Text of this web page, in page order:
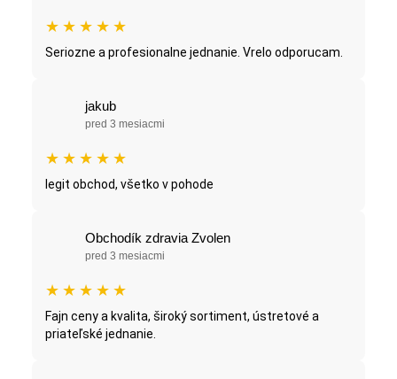
★ ★ ★ ★ ★
Seriozne a profesionalne jednanie. Vrelo odporucam.
jakub
pred 3 mesiacmi
★ ★ ★ ★ ★
legit obchod, všetko v pohode
Obchodík zdravia Zvolen
pred 3 mesiacmi
★ ★ ★ ★ ★
Fajn ceny a kvalita, široký sortiment, ústretové a
priateľské jednanie.